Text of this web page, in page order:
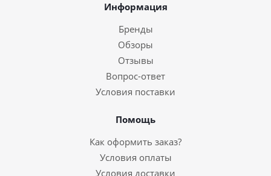
Информация
Бренды
Обзоры
Отзывы
Вопрос-ответ
Условия поставки
Помощь
Как оформить заказ?
Условия оплаты
Условия доставки